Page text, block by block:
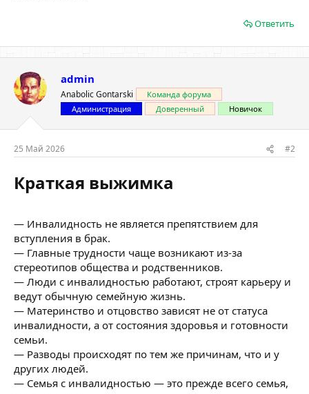
Ответить
admin
Anabolic Gontarski
Команда форума
Администрация
Доверенный Новичок
25 Май 2026 #2
Краткая выжимка​
— Инвалидность не является препятствием для
вступления в брак.
— Главные трудности чаще возникают из-за
стереотипов общества и родственников.
— Люди с инвалидностью работают, строят карьеру и
ведут обычную семейную жизнь.
— Материнство и отцовство зависят не от статуса
инвалидности, а от состояния здоровья и готовности
семьи.
— Разводы происходят по тем же причинам, что и у
других людей.
— Семья с инвалидностью — это прежде всего семья,